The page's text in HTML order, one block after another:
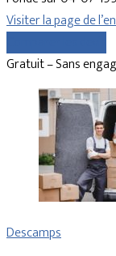
Visiter la page de
Gratuit – Sans
Descamps